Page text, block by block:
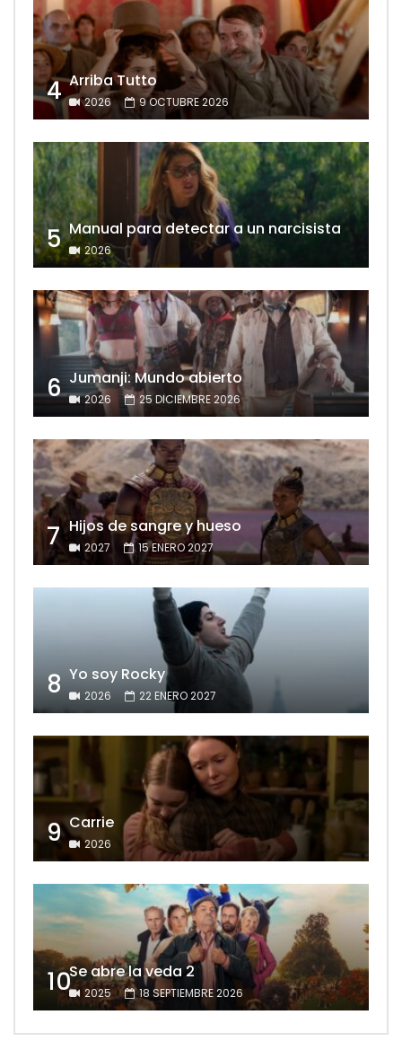
4 Arriba Tutto
2026 9 OCTUBRE 2026
5 Manual para detectar a un narcisista
2026
6 Jumanji: Mundo abierto
2026 25 DICIEMBRE 2026
7 Hijos de sangre y hueso
2027 15 ENERO 2027
8 Yo soy Rocky
2026 22 ENERO 2027
9 Carrie
2026
10Se abre la veda 2
2025 18 SEPTIEMBRE 2026